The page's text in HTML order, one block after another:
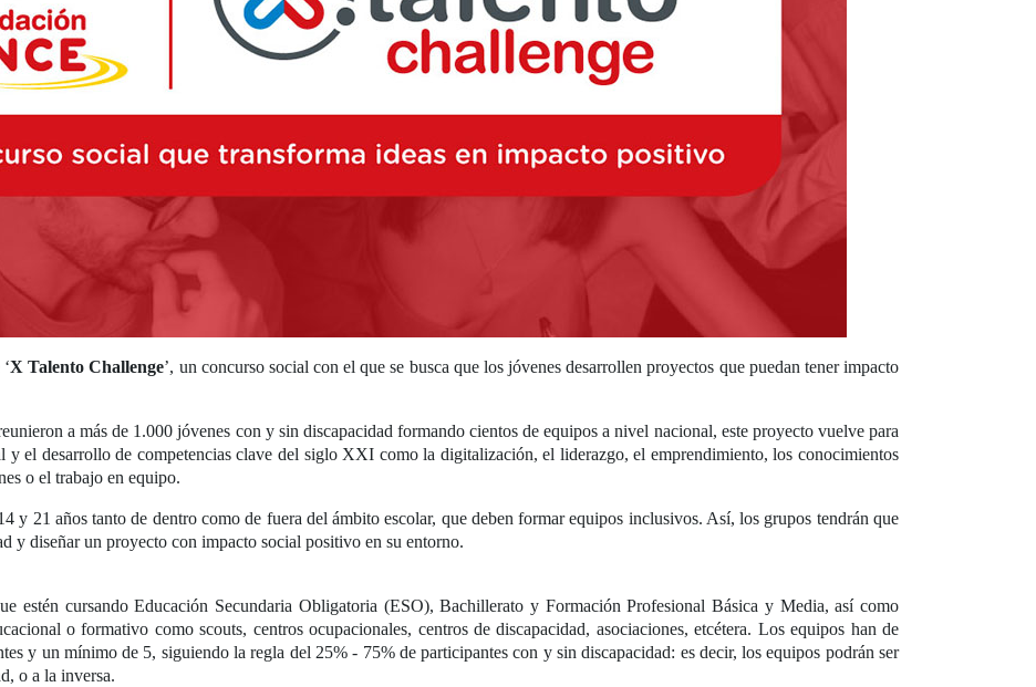
X Talento Challenge’, un concurso social con el que se busca que los jóvenes desarrollen proyectos que puedan tener impacto
a más de 1.000 jóvenes con y sin discapacidad formando cientos de equipos a nivel nacional, este proyecto vuelve para
y el desarrollo de competencias clave del siglo XXI como la digitalización, el liderazgo, el emprendimiento, los conocimientos
o el trabajo en equipo.
y 21 años tanto de dentro como de fuera del ámbito escolar, que deben formar equipos inclusivos. Así, los grupos tendrán que
y diseñar un proyecto con impacto social positivo en su entorno.
estén cursando Educación Secundaria Obligatoria (ESO), Bachillerato y Formación Profesional Básica y Media, así como
o formativo como scouts, centros ocupacionales, centros de discapacidad, asociaciones, etcétera. Los equipos han de
y un mínimo de 5, siguiendo la regla del 25% - 75% de participantes con y sin discapacidad: es decir, los equipos podrán ser
o a la inversa.